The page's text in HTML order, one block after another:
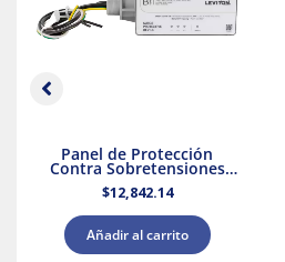
Panel de Protección
Contra Sobretensiones
Tipo 2 Supresor de Picos
208Y/120 V CA Leviton
$12,842.14
Añadir al carrito